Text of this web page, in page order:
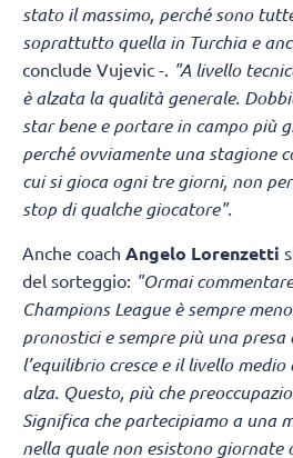
stato il massimo, perché sono
soprattutto quella in Turchia e
conclude Vujevic -. "A livello
è alzata la qualità generale.
star bene e portare in campo più
perché ovviamente una stagione
cui si gioca ogni tre giorni, non
stop di qualche giocatore".
Anche coach Angelo Lorenzetti
del sorteggio: "Ormai
Champions League è sempre
pronostici e sempre più una
l’equilibrio cresce e il livello
alza. Questo, più che
Significa che partecipiamo a una
nella quale non esistono giornate